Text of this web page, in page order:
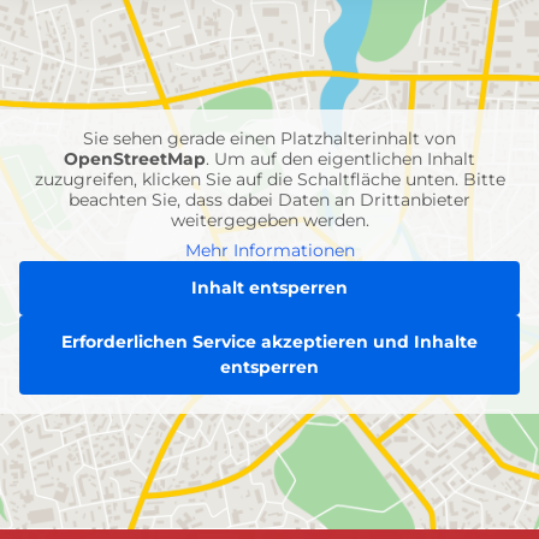
mit
Feuerwehr-
Einheiten
Sie sehen gerade einen Platzhalterinhalt von
OpenStreetMap. Um auf den eigentlichen Inhalt
zuzugreifen, klicken Sie auf die Schaltfläche unten. Bitte
beachten Sie, dass dabei Daten an Drittanbieter
weitergegeben werden.
Mehr Informationen
Inhalt entsperren
Erforderlichen Service akzeptieren und Inhalte
entsperren